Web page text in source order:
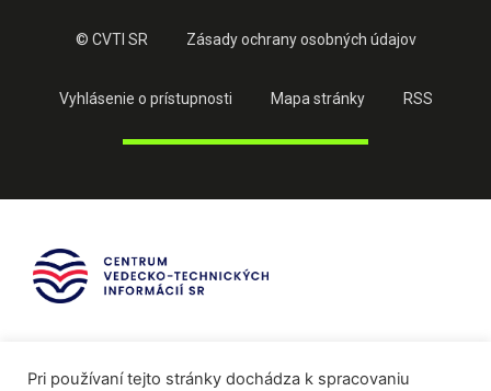
© CVTI SR Zásady ochrany osobných údajov
Vyhlásenie o prístupnosti Mapa stránky RSS
Pri používaní tejto stránky dochádza k spracovaniu